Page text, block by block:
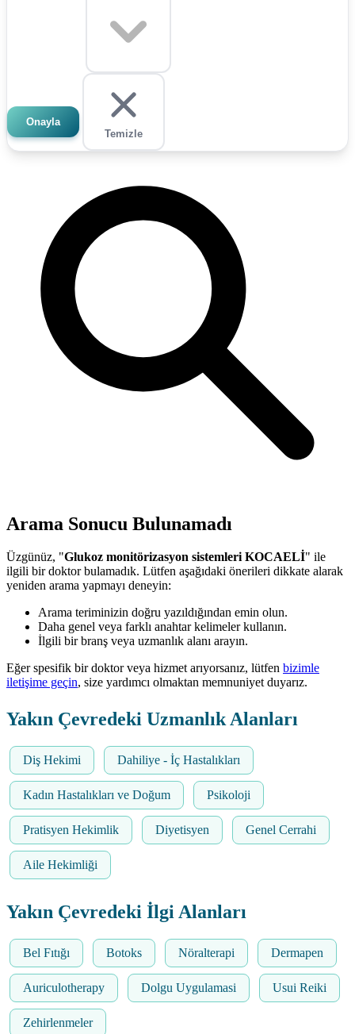
Onayla
Temizle
Arama Sonucu Bulunamadı
Üzgünüz, "Glukoz monitörizasyon sistemleri KOCAELİ" ile
ilgili bir doktor bulamadık. Lütfen aşağıdaki önerileri dikkate alarak
yeniden arama yapmayı deneyin:
Arama teriminizin doğru yazıldığından emin olun.
Daha genel veya farklı anahtar kelimeler kullanın.
İlgili bir branş veya uzmanlık alanı arayın.
Eğer spesifik bir doktor veya hizmet arıyorsanız, lütfen bizimle
iletişime geçin, size yardımcı olmaktan memnuniyet duyarız.
Yakın Çevredeki Uzmanlık Alanları
Diş Hekimi Dahiliye - İç Hastalıkları
Kadın Hastalıkları ve Doğum Psikoloji
Pratisyen Hekimlik Diyetisyen Genel Cerrahi
Aile Hekimliği
Yakın Çevredeki İlgi Alanları
Bel Fıtığı Botoks Nöralterapi Dermapen
Auriculotherapy Dolgu Uygulamasi Usui Reiki
Zehirlenmeler